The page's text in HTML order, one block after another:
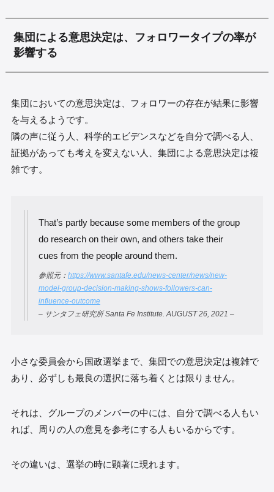
集団による意思決定は、フォロワータイプの率が
影響する
集団においての意思決定は、フォロワーの存在が結果に影響
を与えるようです。
隣の声に従う人、科学的エビデンスなどを自分で調べる人、
証拠があっても考えを変えない人、集団による意思決定は複
雑です。
That’s partly because some members of the group
do research on their own, and others take their
cues from the people around them.
参照元： https://www.santafe.edu/news-center/news/new-
model-group-decision-making-shows-followers-can-
influence-outcome
– サンタフェ研究所 Santa Fe Institute. AUGUST 26, 2021 –
小さな委員会から国政選挙まで、集団での意思決定は複雑で
あり、必ずしも最良の選択に落ち着くとは限りません。
それは、グループのメンバーの中には、自分で調べる人もい
れば、周りの人の意見を参考にする人もいるからです。
その違いは、選挙の時に顕著に現れます。